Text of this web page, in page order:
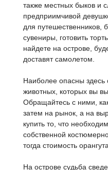
также местных быков и
предприимчивой
для путешественников,
сувениры, готовить
найдете на острове,
доставят самолетом.
Наиболее опасны здесь
животных, которых вы
Обращайтесь с ними,
затем на рынок, а на
купить то, что
собственной
тогда стоимость
На острове судьба